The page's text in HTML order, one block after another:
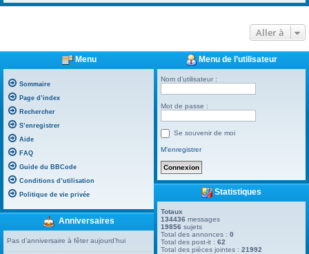
Aller à
Menu
Sommaire
Page d’index
Rechercher
S’enregistrer
Aide
FAQ
Guide du BBCode
Conditions d’utilisation
Politique de vie privée
Anniversaires
Pas d’anniversaire à fêter aujourd’hui
Menu de l’utilisateur
Nom d’utilisateur :
Mot de passe :
Se souvenir de moi
M’enregistrer
Statistiques
Totaux
134436 messages
19856 sujets
Total des annonces :0
Total des post-it :62
Total des pièces jointes :21992